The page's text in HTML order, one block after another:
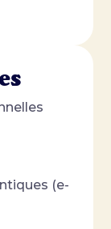
(e-